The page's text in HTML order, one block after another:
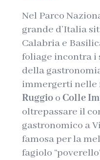
Nel Parco
grande d’Italia
Calabria e
foliage incontra
della
immergerti nelle
Ruggioo Colle
oltrepassare il
gastronomico a
famosa per la
fagiolo